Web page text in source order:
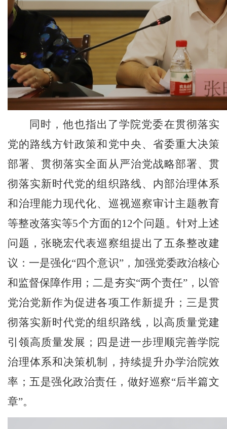
同时，他也指出了学院党委在贯彻落实
党的路线方针政策和党中央、省委重大决策
部署、贯彻落实全面从严治党战略部署、贯
彻落实新时代党的组织路线、内部治理体系
和治理能力现代化、巡视巡察审计主题教育
等整改落实等5个方面的12个问题。针对上述
问题，张晓宏代表巡察组提出了五条整改建
议：一是强化“四个意识”，加强党委政治核心
和监督保障作用；二是夯实“两个责任”，以管
党治党新作为促进各项工作新提升；三是贯
彻落实新时代党的组织路线，以高质量党建
引领高质量发展；四是进一步理顺完善学院
治理体系和决策机制，持续提升办学治院效
率；五是强化政治责任，做好巡察“后半篇文
章”。